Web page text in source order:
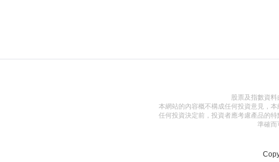
股票及指數資
本網站的內容概不構成任何投資意見，
任何投資決定前，投資者應考慮產品的
準確而